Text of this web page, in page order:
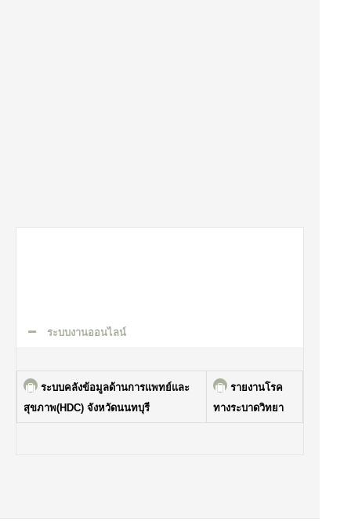
ระบบงานออนไลน์
ระบบคลังข้อมูลด้านการแพทย์และ
สุขภาพ(HDC) จังหวัดนนทบุรี
รายงานโรค
ทางระบาดวิทยา